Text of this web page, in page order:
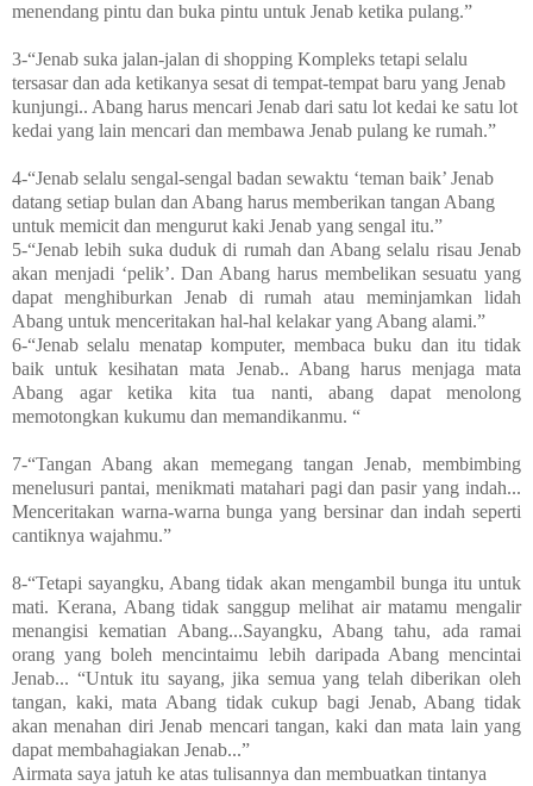
menendang pintu dan buka pintu untuk Jenab ketika pulang.”
3-“Jenab suka jalan-jalan di shopping Kompleks tetapi selalu
tersasar dan ada ketikanya sesat di tempat-tempat baru yang Jenab
kunjungi.. Abang harus mencari Jenab dari satu lot kedai ke satu lot
kedai yang lain mencari dan membawa Jenab pulang ke rumah.”
4-“Jenab selalu sengal-sengal badan sewaktu ‘teman baik’ Jenab
datang setiap bulan dan Abang harus memberikan tangan Abang
untuk memicit dan mengurut kaki Jenab yang sengal itu.”
5-“Jenab lebih suka duduk di rumah dan Abang selalu risau Jenab
akan menjadi ‘pelik’. Dan Abang harus membelikan sesuatu yang
dapat menghiburkan Jenab di rumah atau meminjamkan lidah
Abang untuk menceritakan hal-hal kelakar yang Abang alami.”
6-“Jenab selalu menatap komputer, membaca buku dan itu tidak
baik untuk kesihatan mata Jenab.. Abang harus menjaga mata
Abang agar ketika kita tua nanti, abang dapat menolong
memotongkan kukumu dan memandikanmu. “
7-“Tangan Abang akan memegang tangan Jenab, membimbing
menelusuri pantai, menikmati matahari pagi dan pasir yang indah...
Menceritakan warna-warna bunga yang bersinar dan indah seperti
cantiknya wajahmu.”
8-“Tetapi sayangku, Abang tidak akan mengambil bunga itu untuk
mati. Kerana, Abang tidak sanggup melihat air matamu mengalir
menangisi kematian Abang...Sayangku, Abang tahu, ada ramai
orang yang boleh mencintaimu lebih daripada Abang mencintai
Jenab... “Untuk itu sayang, jika semua yang telah diberikan oleh
tangan, kaki, mata Abang tidak cukup bagi Jenab, Abang tidak
akan menahan diri Jenab mencari tangan, kaki dan mata lain yang
dapat membahagiakan Jenab...”
Airmata saya jatuh ke atas tulisannya dan membuatkan tintanya